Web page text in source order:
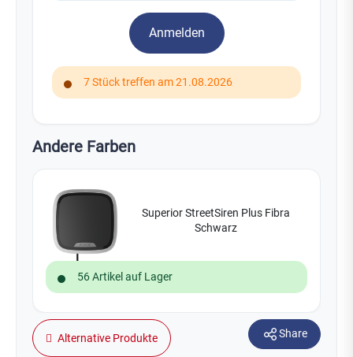
Anmelden
7 Stück treffen am 21.08.2026
Andere Farben
Superior StreetSiren Plus Fibra
Schwarz
56 Artikel auf Lager
Alternative Produkte Share